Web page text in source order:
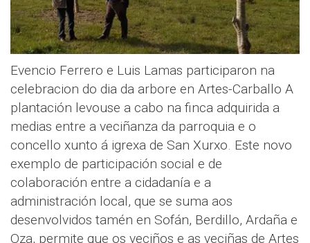
Evencio Ferrero e Luis Lamas participaron na
celebracion do dia da arbore en Artes-Carballo A
plantación levouse a cabo na finca adquirida a
medias entre a veciñanza da parroquia e o
concello xunto á igrexa de San Xurxo. Este novo
exemplo de participación social e de
colaboración entre a cidadanía e a
administración local, que se suma aos
desenvolvidos tamén en Sofán, Berdillo, Ardaña e
Oza, permite que os veciños e as veciñas de Artes